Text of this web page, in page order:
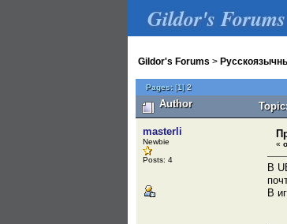
Gildor's Forums
Gildor's Forums >
Pages:[1]2
Author
masterli
Newbie
Posts: 4
«
В
В